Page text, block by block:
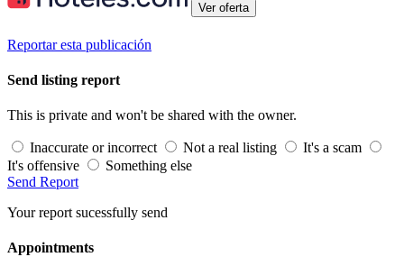
Ver oferta
Reportar esta publicación
Send listing report
This is private and won't be shared with the owner.
Inaccurate or incorrect Not a real listing
It's a scam
It's offensive
Something else
Send Report
Your report sucessfully send
Appointments